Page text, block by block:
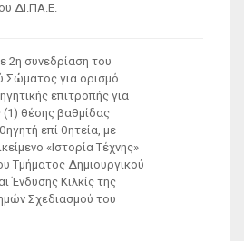
ΔΙ.ΠΑ.Ε.
2η συνεδρίαση του
Σώματος για ορισμό
επιτροπής για
θέσης βαθμίδας
επί θητεία, με
«Ιστορία Τέχνης»
Τμήματος Δημιουργικού
Ένδυσης Κιλκίς της
Σχεδιασμού του